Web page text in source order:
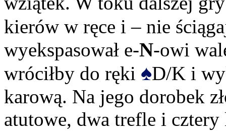
kierów w ręce i – nie
wyekspasował e-N-owi
wróciłby do ręki ♠D/K i
karową. Na jego dorobek
atutowe, dwa trefle i cztery